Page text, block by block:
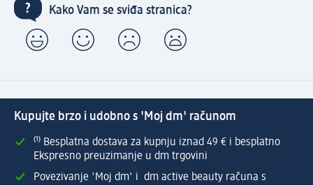
Kako Vam se sviđa stranica?
Kupujte brzo i udobno s 'Moj dm' računom
⁽¹⁾ Besplatna dostava za kupnju iznad 49 € i besplatno
Ekspresno preuzimanje u dm trgovini
Povezivanje 'Moj dm' i dm active beauty računa s